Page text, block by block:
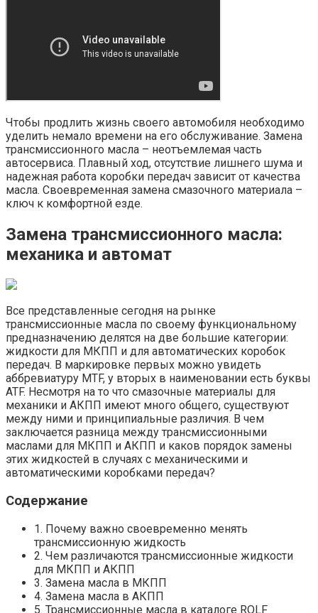
Чтобы продлить жизнь своего автомобиля необходимо
уделить немало времени на его обслуживание. Замена
трансмиссионного масла – неотъемлемая часть
автосервиса. Плавный ход, отсутствие лишнего шума и
надежная работа коробки передач зависит от качества
масла. Своевременная замена смазочного материала –
ключ к комфортной езде.
Замена трансмиссионного масла:
механика и автомат
Все представленные сегодня на рынке
трансмиссионные масла по своему функциональному
предназначению делятся на две большие категории:
жидкости для МКПП и для автоматических коробок
передач. В маркировке первых можно увидеть
аббревиатуру MTF, у вторых в наименовании есть буквы
ATF. Несмотря на то что смазочные материалы для
механики и АКПП имеют много общего, существуют
между ними и принципиальные различия. В чем
заключается разница между трансмиссионными
маслами для МКПП и АКПП и каков порядок замены
этих жидкостей в случаях с механическими и
автоматическими коробками передач?
Содержание
1. Почему важно своевременно менять
трансмиссионную жидкость
2. Чем различаются трансмиссионные жидкости
для МКПП и АКПП
3. Замена масла в МКПП
4. Замена масла в АКПП
5. Трансмиссионные масла в каталоге ROLF